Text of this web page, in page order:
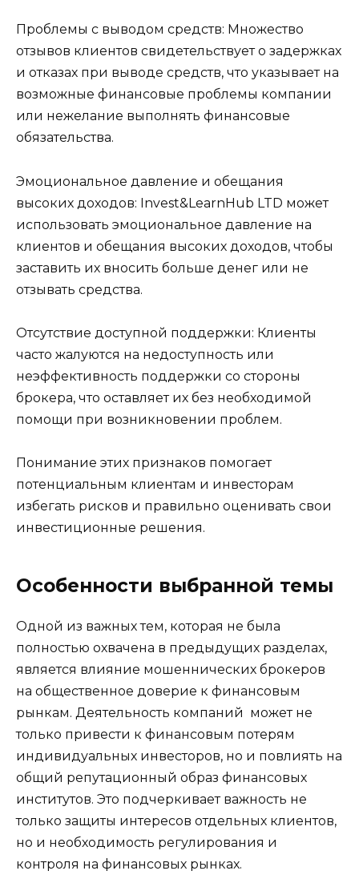
Проблемы с выводом средств: Множество
отзывов клиентов свидетельствует о задержках
и отказах при выводе средств, что указывает на
возможные финансовые проблемы компании
или нежелание выполнять финансовые
обязательства.
Эмоциональное давление и обещания
высоких доходов: Invest&LearnHub LTD может
использовать эмоциональное давление на
клиентов и обещания высоких доходов, чтобы
заставить их вносить больше денег или не
отзывать средства.
Отсутствие доступной поддержки: Клиенты
часто жалуются на недоступность или
неэффективность поддержки со стороны
брокера, что оставляет их без необходимой
помощи при возникновении проблем.
Понимание этих признаков помогает
потенциальным клиентам и инвесторам
избегать рисков и правильно оценивать свои
инвестиционные решения.
Особенности выбранной темы
Одной из важных тем, которая не была
полностью охвачена в предыдущих разделах,
является влияние мошеннических брокеров
на общественное доверие к финансовым
рынкам. Деятельность компаний может не
только привести к финансовым потерям
индивидуальных инвесторов, но и повлиять на
общий репутационный образ финансовых
институтов. Это подчеркивает важность не
только защиты интересов отдельных клиентов,
но и необходимость регулирования и
контроля на финансовых рынках.